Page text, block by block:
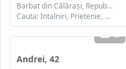
Barbat din Călăraşi, Republica Moldova
Cauta: Intalniri, Prietenie, Casatorie
2
Andrei, 42